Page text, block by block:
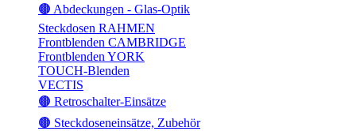
🟤 Abdeckungen - Glas-Optik
Steckdosen RAHMEN
Frontblenden CAMBRIDGE
Frontblenden YORK
TOUCH-Blenden
VECTIS
🟤 Retroschalter-Einsätze
🟤 Steckdoseneinsätze, Zubehör